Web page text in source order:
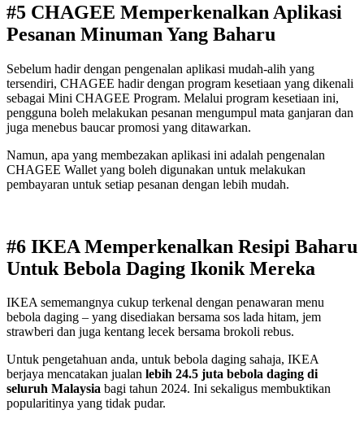
#5 CHAGEE Memperkenalkan Aplikasi
Pesanan Minuman Yang Baharu
Sebelum hadir dengan pengenalan aplikasi mudah-alih yang
tersendiri, CHAGEE hadir dengan program kesetiaan yang dikenali
sebagai Mini CHAGEE Program. Melalui program kesetiaan ini,
pengguna boleh melakukan pesanan mengumpul mata ganjaran dan
juga menebus baucar promosi yang ditawarkan.
Namun, apa yang membezakan aplikasi ini adalah pengenalan
CHAGEE Wallet yang boleh digunakan untuk melakukan
pembayaran untuk setiap pesanan dengan lebih mudah.
#6 IKEA Memperkenalkan Resipi Baharu
Untuk Bebola Daging Ikonik Mereka
IKEA sememangnya cukup terkenal dengan penawaran menu
bebola daging – yang disediakan bersama sos lada hitam, jem
strawberi dan juga kentang lecek bersama brokoli rebus.
Untuk pengetahuan anda, untuk bebola daging sahaja, IKEA
berjaya mencatakan jualan lebih 24.5 juta bebola daging di
seluruh Malaysia bagi tahun 2024. Ini sekaligus membuktikan
popularitinya yang tidak pudar.